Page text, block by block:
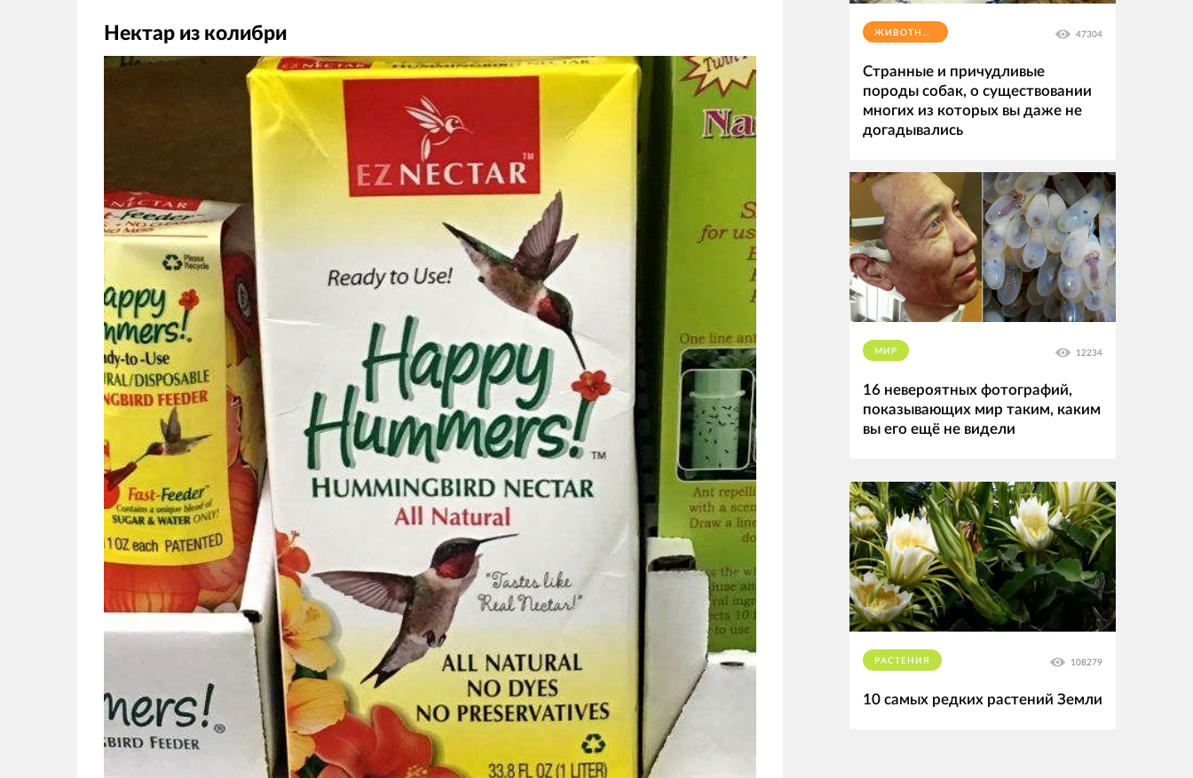
Нектар из колибри ЖИВОТНЫЕ 47304
Странные и причудливые
породы собак, о существовании
многих из которых вы даже не
догадывались
МИР 12234
16 невероятных фотографий,
показывающих мир таким, каким
вы его ещё не видели
РАСТЕНИЯ 108279
10 самых редких растений Земли